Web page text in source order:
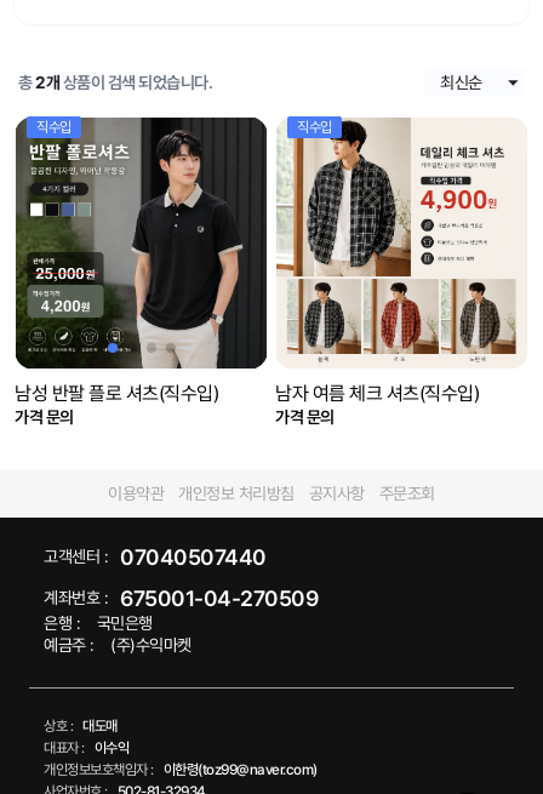
총2개 상품이 검색 되었습니다.
직수입
남성 반팔 플로 셔츠(직수입)
가격 문의
직수입
남자 여름 체크 셔츠(직수입)
가격 문의
이용약관 개인정보 처리방침 공지사항 주문조회
고객센터 : 07040507440
계좌번호 : 675001-04-270509
은행 :
국민은행
예금주 :
(주)수익마켓
상호 : 대도매
대표자 :
이수익
개인정보보호책임자 :
이한령(toz99@naver.com)